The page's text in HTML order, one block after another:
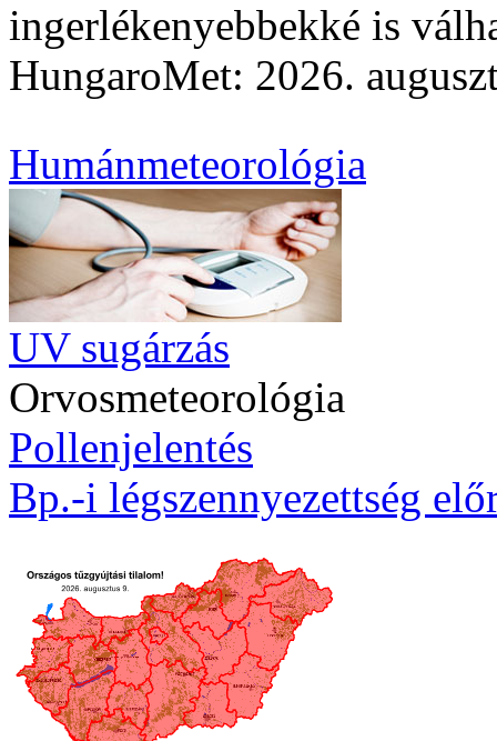
ingerlékenyebbekké is
HungaroMet: 2026.
Humánmeteorológia
UV sugárzás
Orvosmeteorológia
Pollenjelentés
Bp.-i légszennyezettség